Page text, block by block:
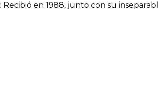
. Recibió en 1988, junto con su